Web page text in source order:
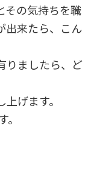
その気持ちを職
出来たら、こん
りましたら、ど
げます。